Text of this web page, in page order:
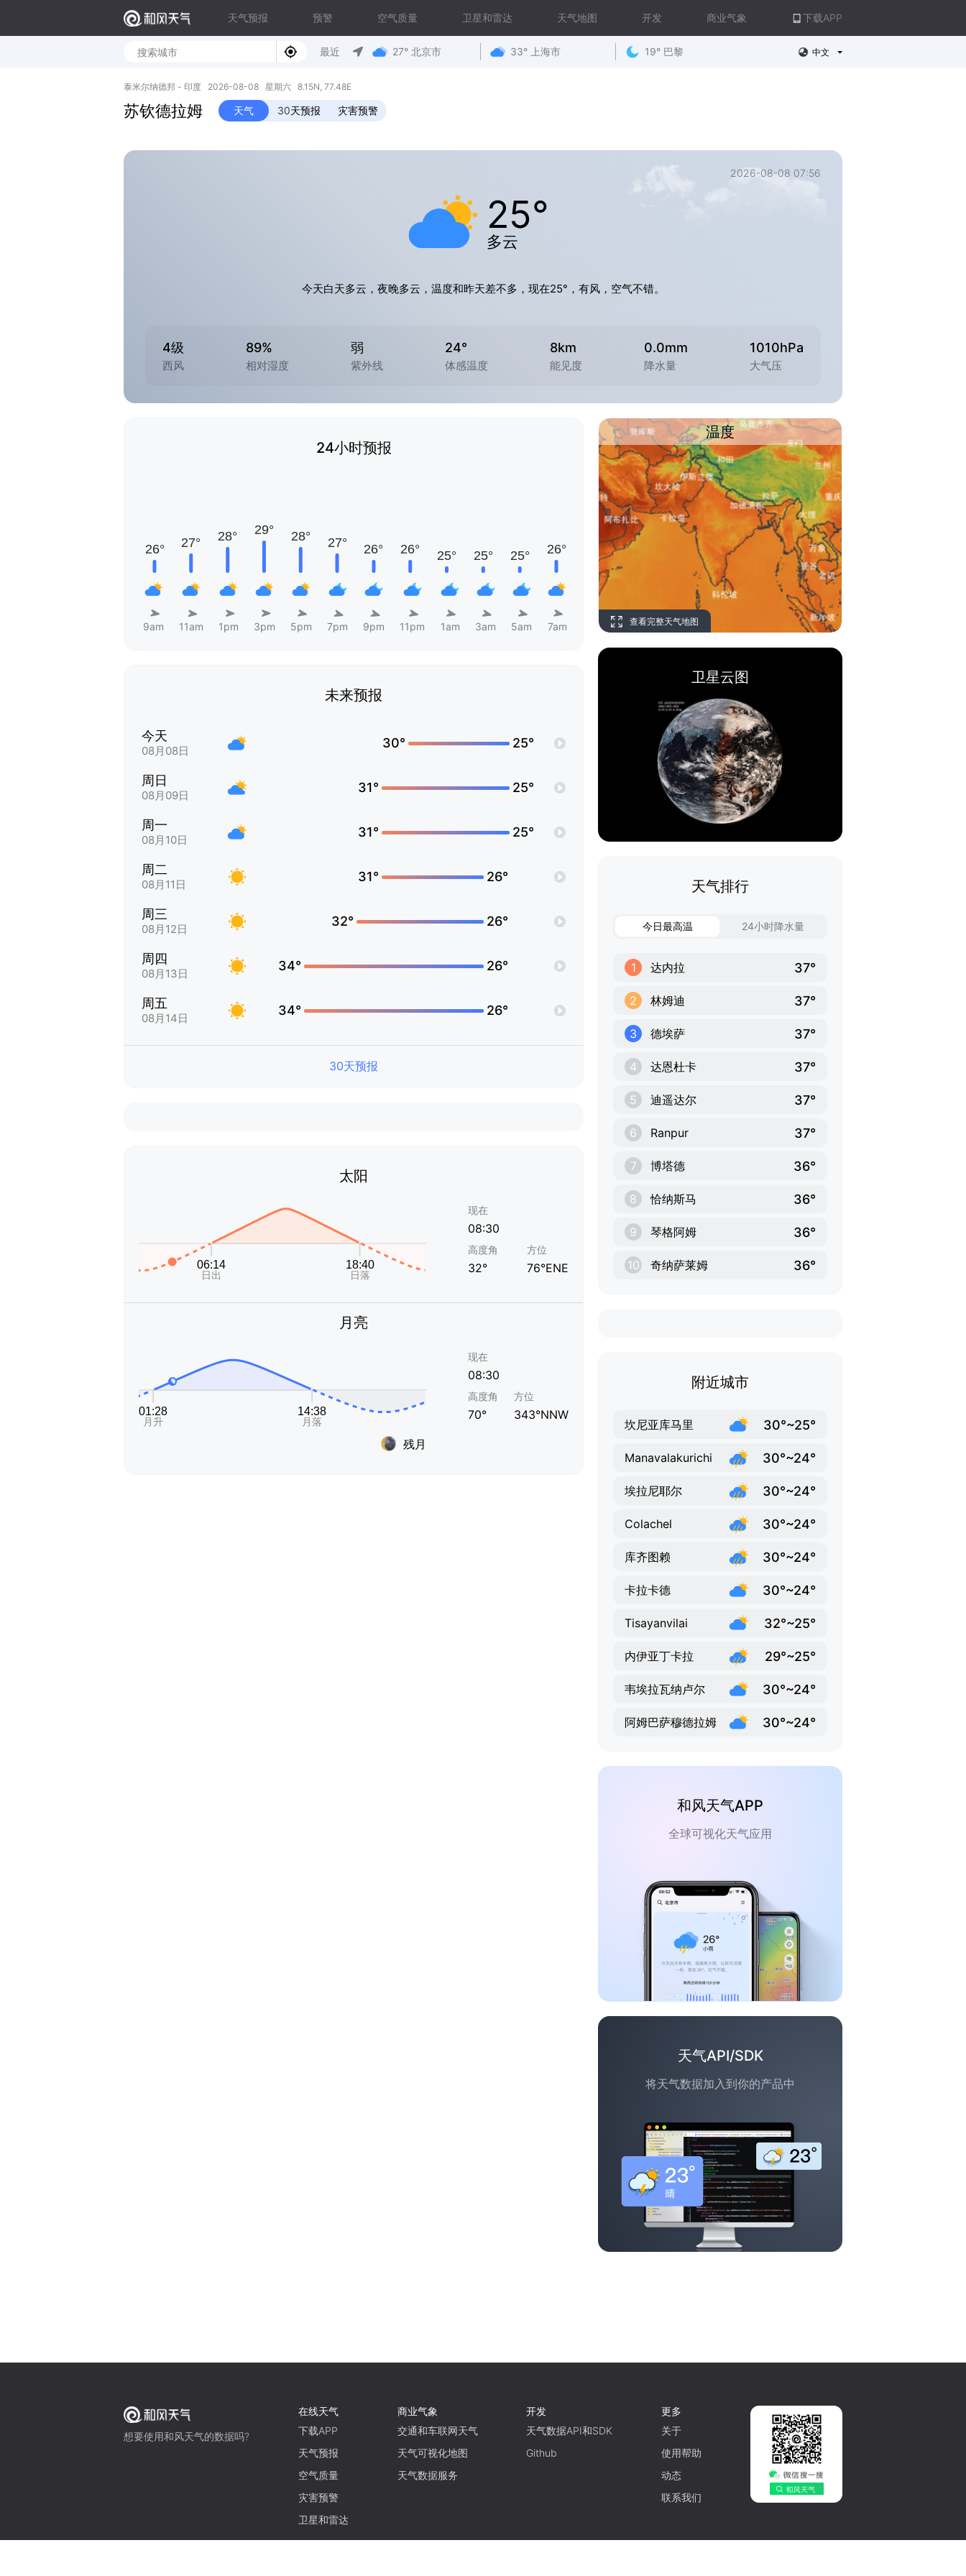
天气预报 预警 空气质量 卫星和雷达 天气地图 开发 商业气象 下载APP
最近 27° 北京市 33° 上海市 19° 巴黎 中文
泰米尔纳德邦 - 印度 2026-08-08 星期六 8.15N, 77.48E
苏钦德拉姆 天气 30天预报 灾害预警
2026-08-08 07:56
25°
多云
今天白天多云，夜晚多云，温度和昨天差不多，现在25°，有风，空气不错。
4级
西风
89%
相对湿度
弱
紫外线
24°
体感温度
8km
能见度
0.0mm
降水量
1010hPa
大气压
24小时预报
9am 11am 1pm 3pm 5pm 7pm 9pm 11pm 1am 3am 5am 7am
未来预报
今天
08月08日
30° 25°
周日
08月09日
31° 25°
周一
08月10日
31° 25°
周二
08月11日
31° 26°
周三
08月12日
32° 26°
周四
08月13日
34° 26°
周五
08月14日
34° 26°
30天预报
太阳
现在
08:30
高度角
32°
方位
76°ENE
月亮
残月
现在
08:30
高度角
70°
方位
343°NNW
温度
查看完整天气地图
卫星云图
天气排行
今日最高温 24小时降水量
1 达内拉 37°
2 林姆迪 37°
3 德埃萨 37°
4 达恩杜卡 37°
5 迪遥达尔 37°
6 Ranpur 37°
7 博塔德 36°
8 恰纳斯马 36°
9 琴格阿姆 36°
10 奇纳萨莱姆 36°
附近城市
坎尼亚库马里 30°~25°
Manavalakurichi 30°~24°
埃拉尼耶尔 30°~24°
Colachel 30°~24°
库齐图赖 30°~24°
卡拉卡德 30°~24°
Tisayanvilai 32°~25°
内伊亚丁卡拉 29°~25°
韦埃拉瓦纳卢尔 30°~24°
阿姆巴萨穆德拉姆 30°~24°
和风天气APP
全球可视化天气应用
天气API/SDK
将天气数据加入到你的产品中
想要使用和风天气的数据吗?
在线天气
下载APP
天气预报
空气质量
灾害预警
卫星和雷达
商业气象
交通和车联网天气
天气可视化地图
天气数据服务
开发
天气数据API和SDK
Github
更多
关于
使用帮助
动态
联系我们